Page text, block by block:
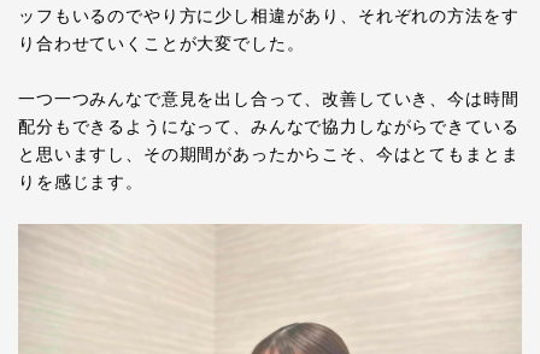
ッフもいるのでやり方に少し相違があり、それぞれの方法をす
り合わせていくことが大変でした。
一つ一つみんなで意見を出し合って、改善していき、今は時間
配分もできるようになって、みんなで協力しながらできている
と思いますし、その期間があったからこそ、今はとてもまとま
りを感じます。